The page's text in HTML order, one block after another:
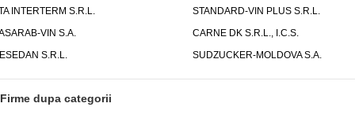
INTERTERM S.R.L.
STANDARD-VIN PLUS S.R.L.
VIN S.A.
CARNE DK S.R.L., I.C.S.
S.R.L.
SUDZUCKER-MOLDOVA S.A.
Firme dupa categorii